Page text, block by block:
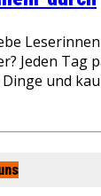
Jeden Tag
und